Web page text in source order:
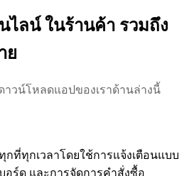
ไลน์ ในร้านค้า รวมถึง
ย
าวน์โหลดแอปของเราด้านล่างนี้
กที่ทุกเวลาโดยใช้การแจ้งเตือนแบบ
อร์ด และการจัดการคำสั่งซื้อ